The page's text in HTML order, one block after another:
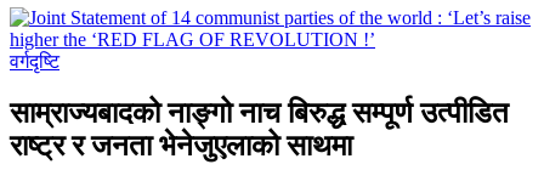
वर्गदृष्टि
साम्राज्यबादको नाङ्गो नाच बिरुद्ध सम्पूर्ण उत्पीडित
राष्ट्र र जनता भेनेजुएलाको साथमा